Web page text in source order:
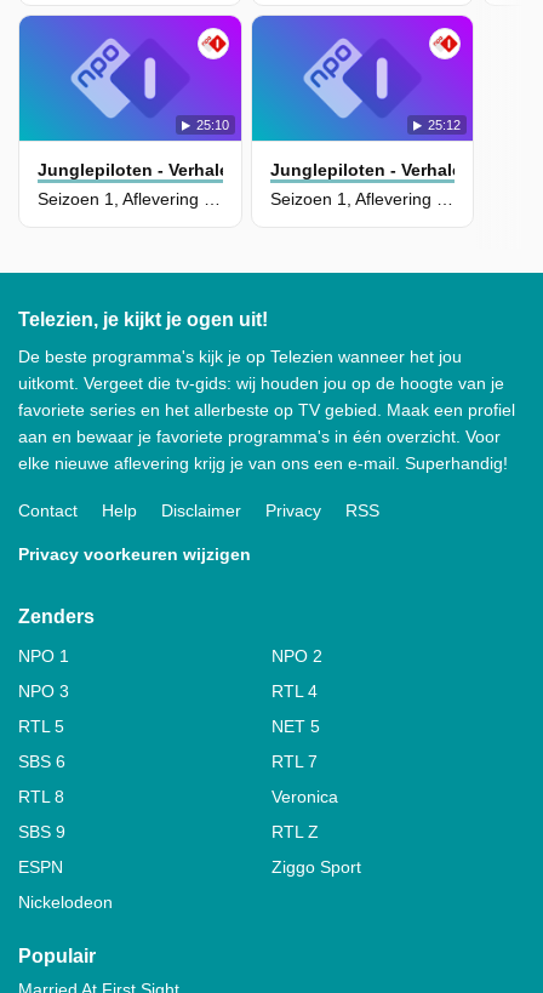
25:10
Junglepiloten - Verhalen Van Hoop
25:12
Junglepiloten - Verhalen Van
Telezien, je kijkt je ogen uit!
De beste programma's kijk je op Telezien wanneer het jou
uitkomt. Vergeet die tv-gids: wij houden jou op de hoogte van je
favoriete series en het allerbeste op TV gebied. Maak een profiel
aan en bewaar je favoriete programma's in één overzicht. Voor
elke nieuwe aflevering krijg je van ons een e-mail. Superhandig!
Contact Help Disclaimer Privacy RSS
Privacy voorkeuren wijzigen
Zenders
NPO 1
NPO 2
NPO 3
RTL 4
RTL 5
NET 5
SBS 6
RTL 7
RTL 8
Veronica
SBS 9
RTL Z
ESPN
Ziggo Sport
Nickelodeon
Populair